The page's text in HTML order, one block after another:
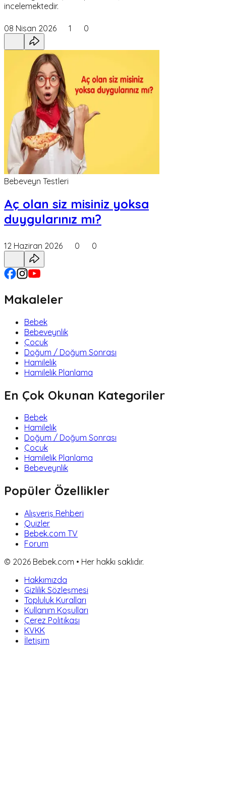
incelemektedir.
08 Nisan 2026 1 0
Bebeveyn Testleri
Aç olan siz misiniz yoksa
duygularınız mı?
12 Haziran 2026 0 0
Makaleler
Bebek
Bebeveynlik
Çocuk
Doğum / Doğum Sonrası
Hamilelik
Hamilelik Planlama
En Çok Okunan Kategoriler
Bebek
Hamilelik
Doğum / Doğum Sonrası
Çocuk
Hamilelik Planlama
Bebeveynlik
Popüler Özellikler
Alışveriş Rehberi
Quizler
Bebek.com TV
Forum
© 2026 Bebek.com • Her hakkı saklıdır.
Hakkımızda
Gizlilik Sözleşmesi
Topluluk Kuralları
Kullanım Koşulları
Çerez Politikası
KVKK
İletişim